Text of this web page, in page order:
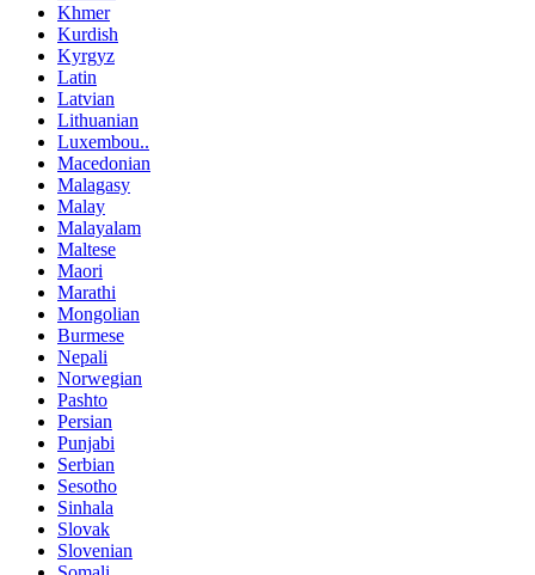
Khmer
Kurdish
Kyrgyz
Latin
Latvian
Lithuanian
Luxembou..
Macedonian
Malagasy
Malay
Malayalam
Maltese
Maori
Marathi
Mongolian
Burmese
Nepali
Norwegian
Pashto
Persian
Punjabi
Serbian
Sesotho
Sinhala
Slovak
Slovenian